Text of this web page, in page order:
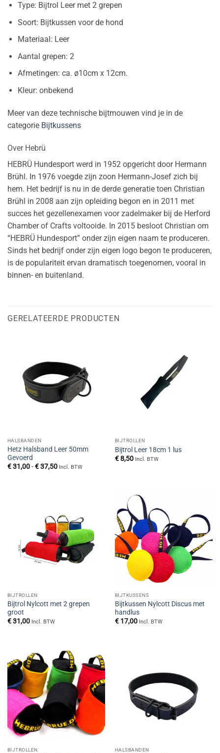
Type: Bijtrol Leer met 2 grepen
Soort: Bijtkussen voor de hond
Materiaal: Leer
Aantal grepen: 2
Afmetingen: ca. ø10cm x 12cm.
Kleur: onbekend
Meer van deze technische bijtmouwen vind je in de
categorie Bijtkussens
Over Hebrü
HEBRÜ Hundesport werd in 1952 opgericht door Hermann
Brühl. In 1976 voegde zijn zoon Hermann-Josef zich bij
hem. Het bedrijf is nu in de derde generatie toen Christian
Brühl in 2008 aan zijn opleiding begon en in 2011 met
succes het gezellenexamen voor zadelmaker bij de Herford
Chamber of Crafts voltooide. In 2015 besloot Christian om
“HEBRÜ Hundesport” onder zijn eigen naam te produceren.
Sinds het bedrijf onder zijn eigen logo begon te produceren,
is de populariteit ervan dramatisch toegenomen, vooral in
binnen- en buitenland.
GERELATEERDE PRODUCTEN
HALSBANDEN
Hetz Halsband Leer 50mm
Gevoerd
€31,00 - €37,50Prijsklasse:
Incl. BTW
BIJTROLLEN
Bijtrol Leer 18cm 1 lus
€8,50 Incl. BTW
BIJTROLLEN
Bijtrol Nylcott met 2 grepen
groot
€31,00 Incl. BTW
BIJTKUSSENS
Bijtkussen Nylcott Discus met
handlus
€17,00 Incl. BTW
BIJTROLLEN HALSBANDEN